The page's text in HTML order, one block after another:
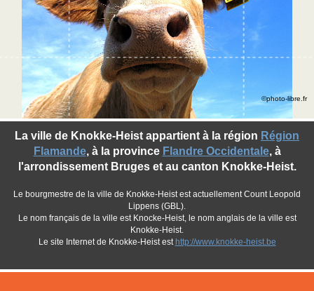
La ville de Knokke-Heist appartient à la région Région
Flamande, à la province Flandre Occidentale, à
l'arrondissement Bruges et au canton Knokke-Heist.
Le bourgmestre de la ville de Knokke-Heist est actuellement Count Leopold
Lippens (GBL).
Le nom français de la ville est Knocke-Heist, le nom anglais de la ville est
Knokke-Heist.
Le site Internet de Knokke-Heist est http://www.knokke-heist.be
©photo-libre.fr